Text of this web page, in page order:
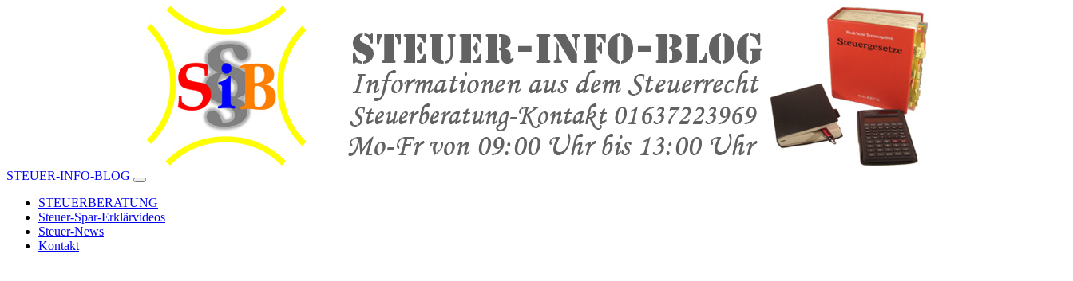
STEUER-INFO-BLOG
STEUERBERATUNG
Steuer-Spar-Erklärvideos
Steuer-News
Kontakt